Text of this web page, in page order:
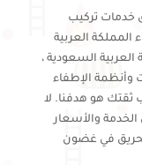
خدمات تركيب
المملكة العربية
العربية السعودية ،
وأنظمة الإطفاء
هو هدفنا. لا
والأسعار
في غضون